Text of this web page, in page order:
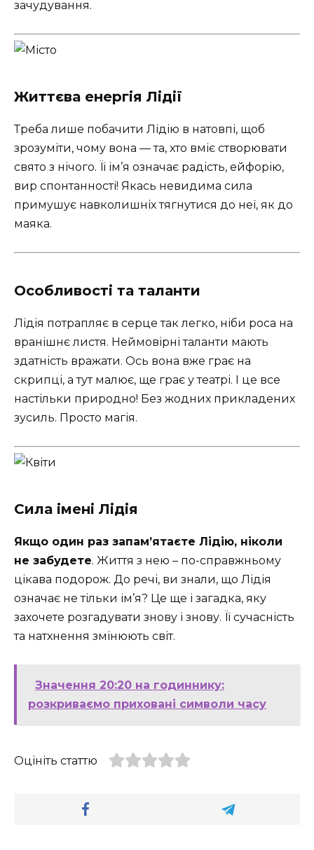
зачудування.
Життєва енергія Лідії
Треба лише побачити Лідію в натовпі, щоб
зрозуміти, чому вона — та, хто вміє створювати
свято з нічого. Її ім’я означає радість, ейфорію,
вир спонтанності! Якась невидима сила
примушує навколишніх тягнутися до неї, як до
маяка.
Особливості та таланти
Лідія потрапляє в серце так легко, ніби роса на
вранішнє листя. Неймовірні таланти мають
здатність вражати. Ось вона вже грає на
скрипці, а тут малює, ще грає у театрі. І це все
настільки природно! Без жодних прикладених
зусиль. Просто магія.
Сила імені Лідія
Якщо один раз запам’ятаєте Лідію, ніколи
не забудете. Життя з нею – по-справжньому
цікава подорож. До речі, ви знали, що Лідія
означає не тільки ім’я? Це ще і загадка, яку
захочете розгадувати знову і знову. Її сучасність
та натхнення змінюють світ.
Значення 20:20 на годиннику:
розкриваємо приховані символи часу
Оцініть статтю